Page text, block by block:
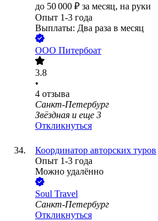
до 50 000 ₽ за месяц, на руки
Опыт 1-3 года
Выплаты: Два раза в месяц
ООО Питербоат
3.8
•
4 отзыва
Санкт-Петербург
Звёздная и еще 3
Откликнуться
Координатор авторских туров
Опыт 1-3 года
Можно удалённо
Soul Travel
Санкт-Петербург
Откликнуться